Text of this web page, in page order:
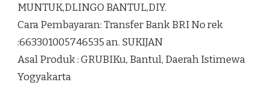
MUNTUK,DLINGO BANTUL,DIY.
Cara Pembayaran: Transfer Bank BRI No rek
:663301005746535 an. SUKIJAN
Asal Produk : GRUBIKu, Bantul, Daerah Istimewa
Yogyakarta